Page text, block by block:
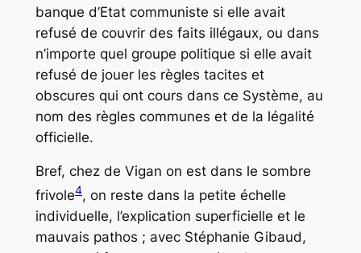
banque d’Etat communiste si elle avait
refusé de couvrir des faits illégaux, ou dans
n’importe quel groupe politique si elle avait
refusé de jouer les règles tacites et
obscures qui ont cours dans ce Système, au
nom des règles communes et de la légalité
officielle.
Bref, chez de Vigan on est dans le sombre
frivole4, on reste dans la petite échelle
individuelle, l’explication superficielle et le
mauvais pathos ; avec Stéphanie Gibaud,